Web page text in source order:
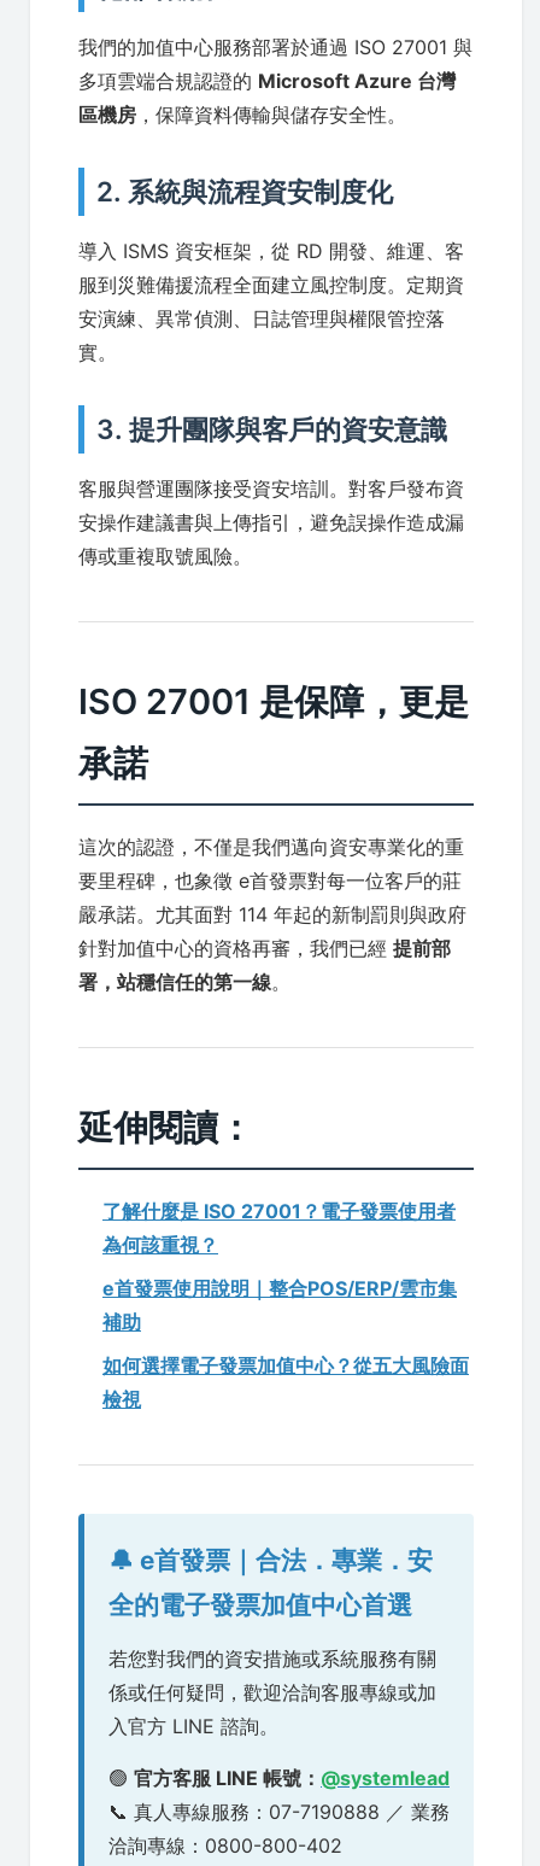
我們的加值中心服務部署於通過 ISO 27001 與
多項雲端合規認證的 Microsoft Azure 台灣
區機房 ，保障資料傳輸與儲存安全性。
2. 系統與流程資安制度化
導入 ISMS 資安框架，從 RD 開發、維運、客
服到災難備援流程全面建立風控制度。定期資
安演練、異常偵測、日誌管理與權限管控落
實。
3. 提升團隊與客戶的資安意識
客服與營運團隊接受資安培訓。對客戶發布資
安操作建議書與上傳指引，避免誤操作造成漏
傳或重複取號風險。
ISO 27001 是保障，更是
承諾
這次的認證，不僅是我們邁向資安專業化的重
要里程碑，也象徵 e首發票對每一位客戶的莊
嚴承諾。尤其面對 114 年起的新制罰則與政府
針對加值中心的資格再審，我們已經 提前部
署，站穩信任的第一線。
延伸閱讀：
了解什麼是 ISO 27001？電子發票使用者
為何該重視？
e首發票使用說明｜整合POS/ERP/雲市集
補助
如何選擇電子發票加值中心？從五大風險面
檢視
🔔 e首發票｜合法．專業．安
全的電子發票加值中心首選
若您對我們的資安措施或系統服務有關
係或任何疑問，歡迎洽詢客服專線或加
入官方 LINE 諮詢。
🟢 官方客服 LINE 帳號： @systemlead
📞 真人專線服務：07-7190888 ／ 業務
洽詢專線：0800-800-402